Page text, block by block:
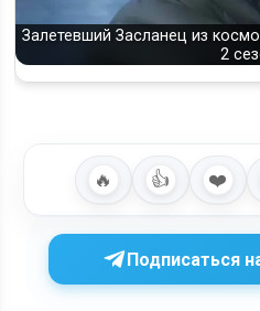
Залетевший Засланец из
2
🔥 👍 ❤️
Подписаться